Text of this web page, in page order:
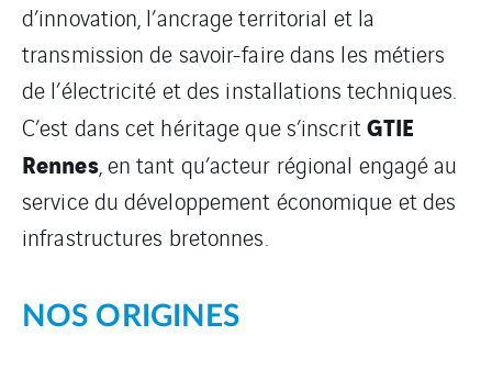
d’innovation, l’ancrage territorial et la
transmission de savoir-faire dans les métiers
de l’électricité et des installations techniques.
C’est dans cet héritage que s’inscritGTIE
Rennes, en tant qu’acteur régional engagé au
service du développement économique et des
infrastructures bretonnes.
NOS ORIGINES